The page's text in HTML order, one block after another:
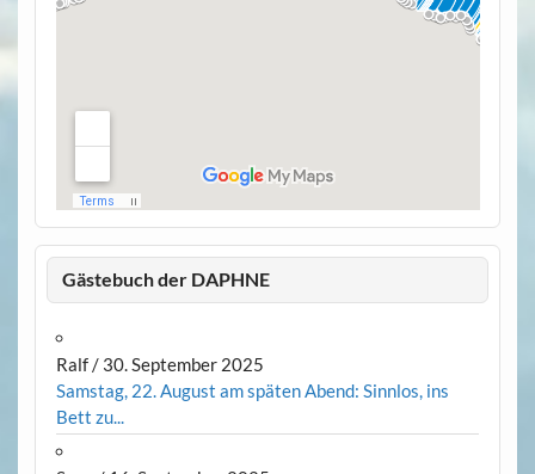
Gästebuch der DAPHNE
Ralf/ 30. September 2025
Samstag, 22. August am späten Abend: Sinnlos, ins
Bett zu...